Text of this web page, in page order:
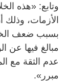
وتابع: «هذه
الأزمات،
بسبب ضعف
مبالغ فيها عن
عدم الثقة مع
مبرر».